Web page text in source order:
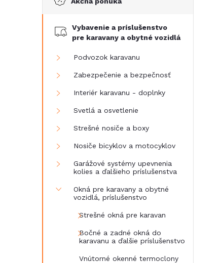
č
Vybavenie a príslušenstvo
pre karavany a obytné vozidlá
Podvozok karavanu
Zabezpečenie a bezpečnosť
Interiér karavanu - doplnky
Svetlá a osvetlenie
Strešné nosiče a boxy
Nosiče bicyklov a motocyklov
Garážové systémy upevnenia
kolies a ďalšieho príslušenstva
Okná pre karavany a obytné
vozidlá, príslušenstvo
Strešné okná pre karavan
Bočné a zadné okná do
karavanu a ďalšie príslušenstvo
Vnútorné okenné termoclony